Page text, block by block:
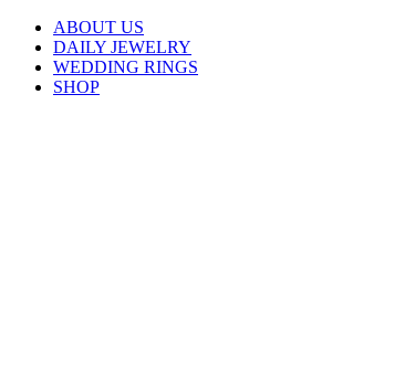
ABOUT US
DAILY JEWELRY
WEDDING RINGS
SHOP